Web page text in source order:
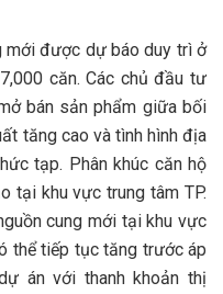
mới được dự báo duy trì ở
căn. Các chủ đầu tư
bán sản phẩm giữa bối
tăng cao và tình hình địa
tạp. Phân khúc căn hộ
tại khu vực trung tâm TP.
cung mới tại khu vực
thể tiếp tục tăng trước áp
án với thanh khoản thị